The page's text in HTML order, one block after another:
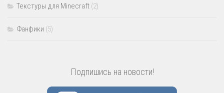
Текстуры для Minecraft (2)
Фанфики (5)
Подпишись на новости!